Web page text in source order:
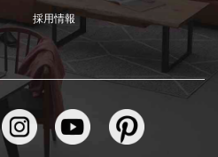
採用情報